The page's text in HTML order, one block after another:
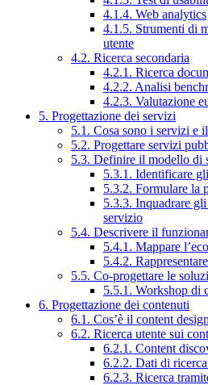
4.1.4. Web analytics
4.1.5. Strumenti di
utente
4.2. Ricerca secondaria
4.2.1. Ricerca
4.2.2. Analisi
4.2.3. Valutazione
5. Progettazione dei servizi
5.1. Cosa sono i servizi e
5.2. Progettare servizi
5.3. Definire il modello di
5.3.1. Identificare
5.3.2. Formulare la
5.3.3. Inquadrare
servizio
5.4. Descrivere il
5.4.1. Mappare
5.4.2.
5.5. Co-progettare le
5.5.1. Workshop di
6. Progettazione dei contenuti
6.1. Cos’è il content design
6.2. Ricerca utente sui
6.2.1. Content
6.2.2. Dati di
6.2.3. Ricerca